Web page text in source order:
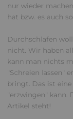
nur wieder
hat bzw. es auch
Durchschlafen
nicht. Wir haben
kann man nichts
"Schreien lassen"
bringt. Das ist
"erzwingen" kann.
Artikel steht!